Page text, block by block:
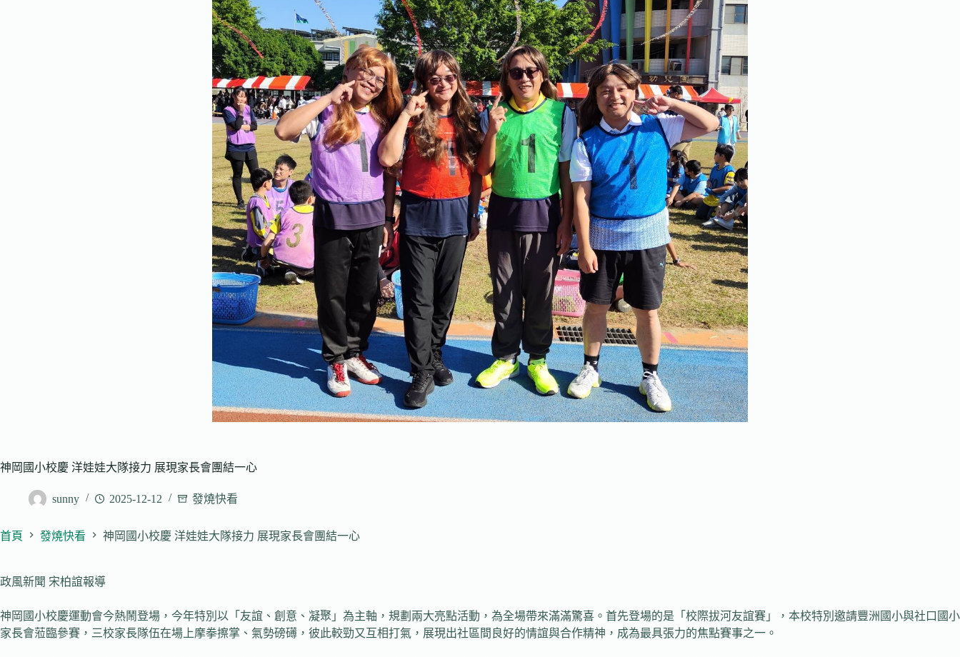
神岡國小校慶 洋娃娃大隊接力 展現家長會團結一心
sunny 2025-12-12 發燒快看
首頁 發燒快看 神岡國小校慶 洋娃娃大隊接力 展現家長會團結一心
政風新聞 宋柏誼報導
神岡國小校慶運動會今熱鬧登場，今年特別以「友誼、創意、凝聚」為主軸，規劃兩大亮點活動，為全場帶來滿滿驚喜。首先登場的是「校際拔河友誼賽」，本校特別邀請豐洲國小與社口國小
家長會蒞臨參賽，三校家長隊伍在場上摩拳擦掌、氣勢磅礡，彼此較勁又互相打氣，展現出社區間良好的情誼與合作精神，成為最具張力的焦點賽事之一。